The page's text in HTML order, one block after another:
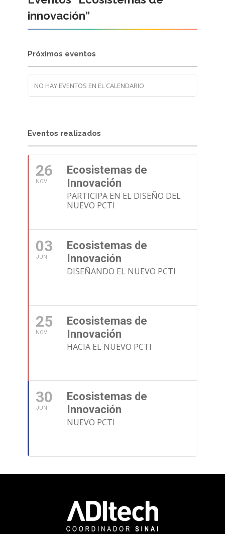
innovación”
Próximos eventos
NO HAY EVENTOS EN EL CALENDARIO
Eventos realizados
26
NOV
Ecosistemas de
Innovación
PARTICIPA EN EL DISEÑO DEL
NUEVO PCTI
03
JUN
Ecosistemas de
Innovación
DISEÑANDO EL NUEVO PCTI
25
NOV
Ecosistemas de
Innovación
HACIA EL NUEVO PCTI
30
JUN
Ecosistemas de
Innovación
NUEVO PCTI